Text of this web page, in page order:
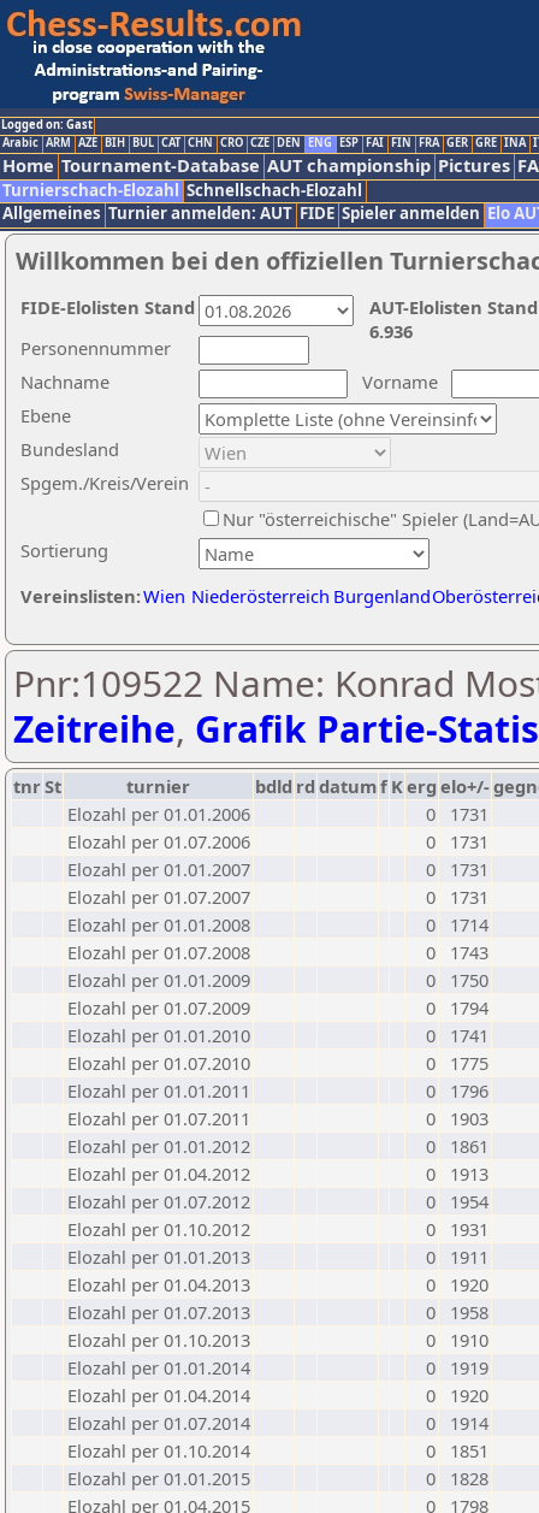
Logged on: Gast
Arabic ARM AZE BIH BUL CAT CHN CRO CZE DEN ENG ESP FAI FIN FRA GER GRE INA
Home Tournament-Database AUT championship Pictures
Turnierschach-Elozahl Schnellschach-Elozahl
Allgemeines Turnier anmelden: AUT FIDE Spieler anmelden Elo
Willkommen bei den offiziellen
Nachname
Vorname
Ebene
Sortierung
Personennummer
Bundesland
Spgem./Kreis/Verein
Nur "österreichische" Spieler
Vereinslisten:Wien Niederösterreich Burgenland
AUT-Elolisten
6.936
FIDE-Elolisten Stand
Pnr:109522 Name: Konrad
Zeitreihe, Grafik Partie-
tnrSt turnier bdld rd datumf Kerg elo+/-
Elozahl per 01.01.2006
0
1731
Elozahl per 01.07.2006
0
1731
Elozahl per 01.01.2007
0
1731
Elozahl per 01.07.2007
0
1731
Elozahl per 01.01.2008
0
1714
Elozahl per 01.07.2008
0
1743
Elozahl per 01.01.2009
0
1750
Elozahl per 01.07.2009
0
1794
Elozahl per 01.01.2010
0
1741
Elozahl per 01.07.2010
0
1775
Elozahl per 01.01.2011
0
1796
Elozahl per 01.07.2011
0
1903
Elozahl per 01.01.2012
0
1861
Elozahl per 01.04.2012
0
1913
Elozahl per 01.07.2012
0
1954
Elozahl per 01.10.2012
0
1931
Elozahl per 01.01.2013
0
1911
Elozahl per 01.04.2013
0
1920
Elozahl per 01.07.2013
0
1958
Elozahl per 01.10.2013
0
1910
Elozahl per 01.01.2014
0
1919
Elozahl per 01.04.2014
0
1920
Elozahl per 01.07.2014
0
1914
Elozahl per 01.10.2014
0
1851
Elozahl per 01.01.2015
0
1828
Elozahl per 01.04.2015
0
1798